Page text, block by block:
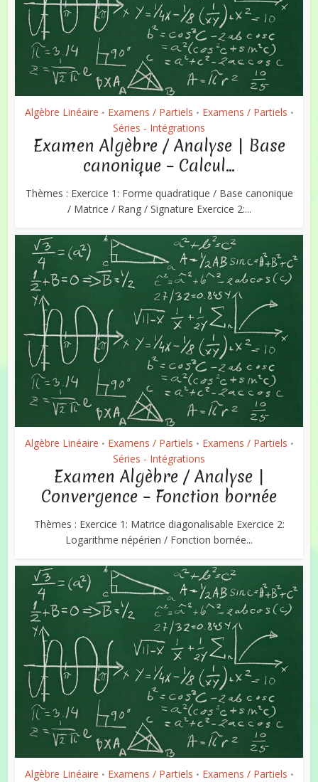
Algèbre Linéaire • Examens / Partiels • Examens / Partiels •
Séries - Intégrations
Examen Algèbre / Analyse | Base
canonique – Calcul...
Thèmes : Exercice 1: Forme quadratique / Base canonique
/ Matrice / Rang / Signature Exercice 2:...
Algèbre Linéaire • Examens / Partiels • Examens / Partiels •
Séries - Intégrations
Examen Algèbre / Analyse |
Convergence – Fonction bornée
Thèmes : Exercice 1: Matrice diagonalisable Exercice 2:
Logarithme népérien / Fonction bornée...
Algèbre Linéaire • Examens / Partiels • Examens / Partiels •